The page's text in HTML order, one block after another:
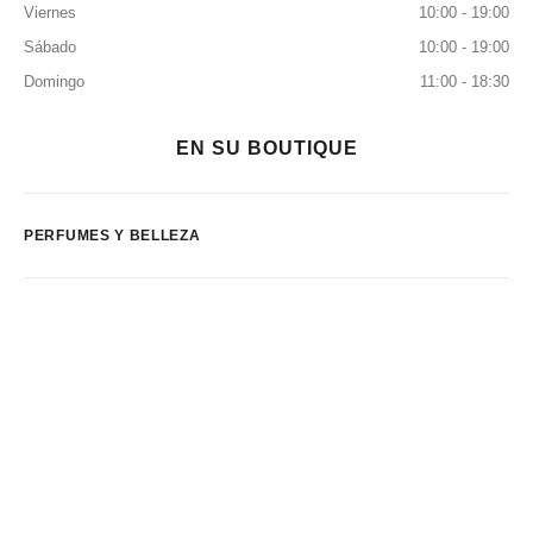
Viernes
10:00 - 19:00
Sábado
10:00 - 19:00
Domingo
11:00 - 18:30
EN SU BOUTIQUE
PERFUMES Y BELLEZA